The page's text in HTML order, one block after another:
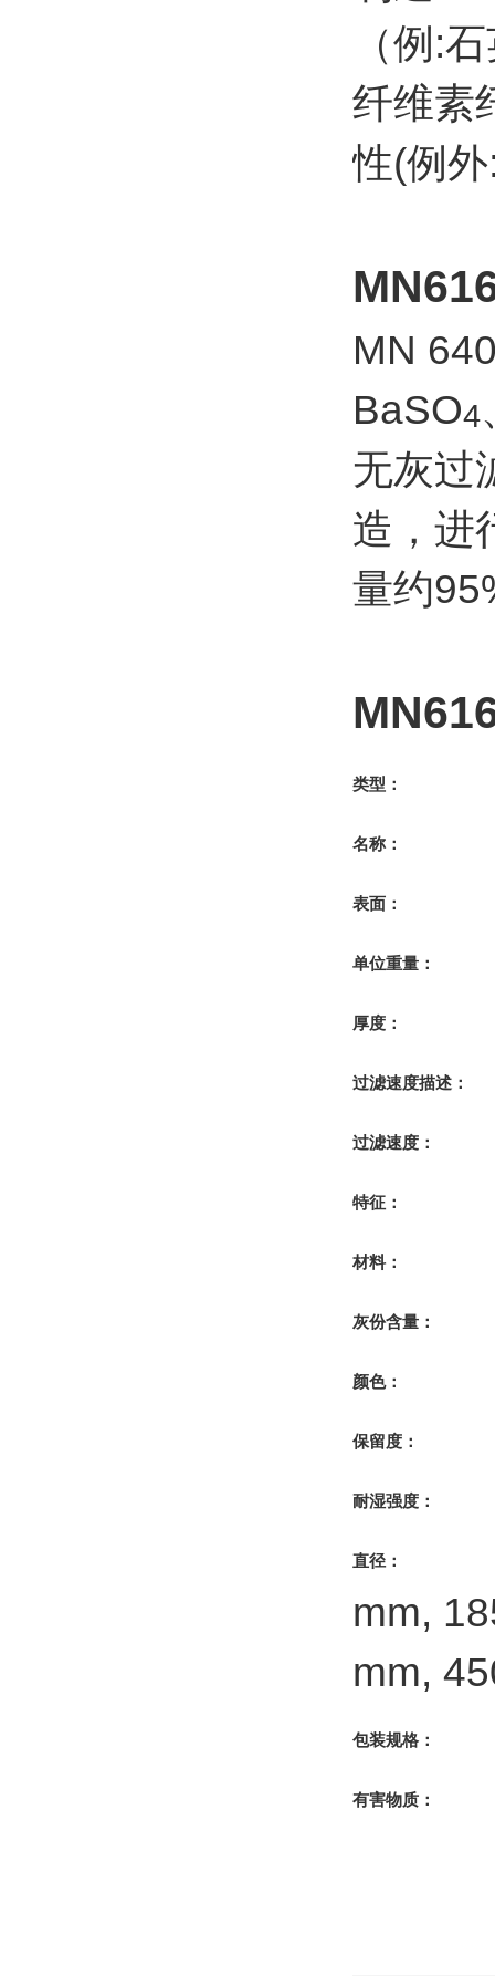
（例:
纤维素
性(例
MN
BaSO4
无灰过
造，进
量约
类型：
名称：
表面：
单位重量：
厚度：
过滤速度描述：
过滤速度：
特征：
材料：
灰份含量：
颜色：
保留度：
耐湿强度：
直径：
mm,
mm,
包装规格：
有害物质：